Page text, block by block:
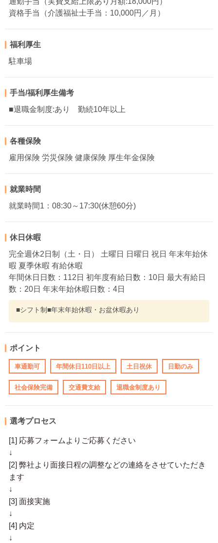
資格手当（介護福祉士手当：10,000円／月）
福利厚生
駐車場
手当/福利厚生備考
■退職金制度:あり 勤続10年以上
各種保険
雇用保険 労災保険 健康保険 厚生年金保険
就業時間
就業時間1：08:30～17:30(休憩60分)
休日休暇
完全週休2日制（土・日） 土曜日 日曜日 祝日 年末年始休
暇 夏季休暇 有給休暇
年間休日日数：112日 初年度有給日数：10日 最大有給日
数：20日 年末年始休暇日数：4日
■シフト制■年末年始休暇・お盆休暇あり
ポイント
車通勤可 年間休日110日以上 土日祝休 日勤のみ
社会保険完備 交通費支給 退職金制度あり
選考プロセス
[1] 応募フォームよりご応募ください
↓
[2] 弊社より面接日程の調整などの連絡をさせていただき
ます
↓
[3] 面接実施
↓
[4] 内定
↓